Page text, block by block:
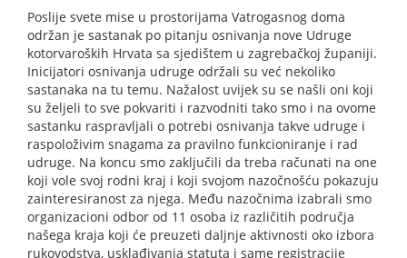
Poslije svete mise u prostorijama Vatrogasnog doma
održan je sastanak po pitanju osnivanja nove Udruge
kotorvaroških Hrvata sa sjedištem u zagrebačkoj županiji.
Inicijatori osnivanja udruge održali su već nekoliko
sastanaka na tu temu. Nažalost uvijek su se našli oni koji
su željeli to sve pokvariti i razvodniti tako smo i na ovome
sastanku raspravljali o potrebi osnivanja takve udruge i
raspoloživim snagama za pravilno funkcioniranje i rad
udruge. Na koncu smo zaključili da treba računati na one
koji vole svoj rodni kraj i koji svojom nazočnošću pokazuju
zainteresiranost za njega. Među nazočnima izabrali smo
organizacioni odbor od 11 osoba iz različitih područja
našega kraja koji će preuzeti daljnje aktivnosti oko izbora
rukovodstva, usklađivanja statuta i same registracije